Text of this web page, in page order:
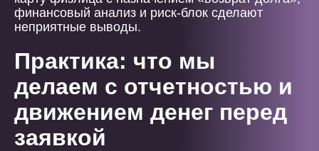
финансовый анализ и риск-блок сделают
неприятные выводы.
Практика: что мы
делаем с отчетностью и
движением денег перед
заявкой